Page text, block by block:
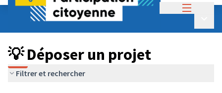
Budget Participatif ADULTE 2024
💡 Déposer un projet
💡 Déposer un projet
Filtrer et rechercher